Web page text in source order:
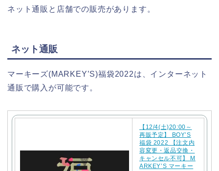
ネット通販と店舗での販売があります。
ネット通販
マーキーズ(MARKEY’S)福袋2022は、インターネット
通販で購入が可能です。
【12/4(土)20:00～
再販予定】 BOY’S
福袋 2022 【注文内
容変更・返品交換・
キャンセル不可】 M
ARKEY’S マーキー